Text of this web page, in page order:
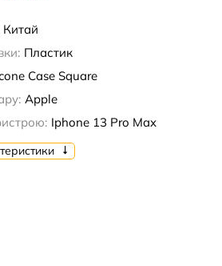
Китай
Пластик
Case Square
Apple
Iphone 13 Pro Max